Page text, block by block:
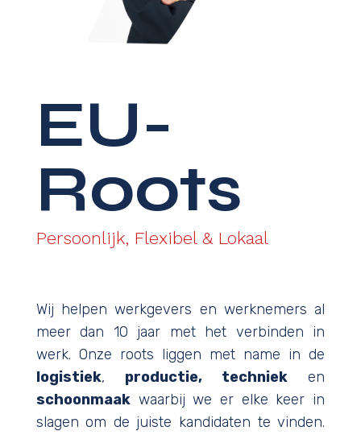
EU-
Roots
Persoonlijk, Flexibel & Lokaal
Wij helpen werkgevers en werknemers al
meer dan 10 jaar met het verbinden in
werk. Onze roots liggen met name in de
logistiek, productie, techniek en
schoonmaakwaarbij we er elke keer in
slagen om de juiste kandidaten te vinden.